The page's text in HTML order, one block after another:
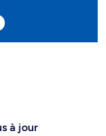
à jour